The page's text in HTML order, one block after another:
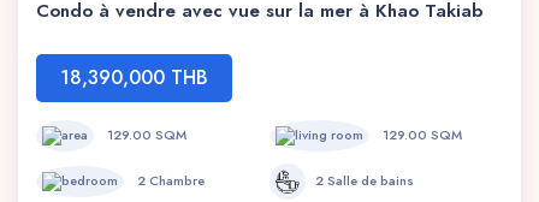
Condo à vendre avec vue sur la mer à Khao Takiab
18,390,000 THB
129.00 SQM 129.00 SQM
2 Chambre 2 Salle de bains